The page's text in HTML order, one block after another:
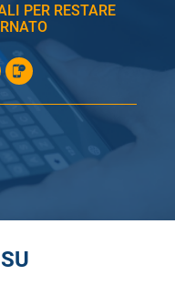
PER RESTARE